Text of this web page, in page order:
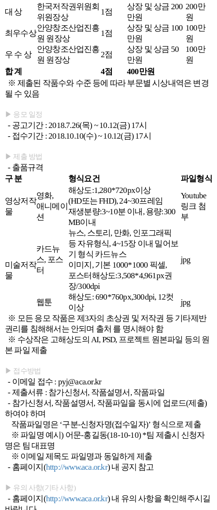
대 상
한국저작권위원회
위원장상
1점
상장 및 상금 200
만원
200만
원
최우수상
안양창조산업진흥
원 원장상
1점
상장 및 상금 100
만원
100만
원
우 수 상
안양창조산업진흥
원 원장상
2점
상장 및 상금 50
만원
100만
원
합 계
4점 400만원
※ 제출된 작품수와 수준 등에 따라 부문별 시상내역은 변경
될 수 있음
▶ 응모 일정
- 공고기간 : 2018.7.26(목) ~ 10.12(금) 17시
- 접수기간 : 2018.10.10(수) ~ 10.12(금) 17시
▶ 제출 방법
- 출품규격
구 분
형식요건 파일형식
영상저작
물
영화,
애니메이
션
해상도:1,280*720px이상
(HD또는 FHD), 24~30프레임
재생분량:3~10분 이내, 용량:300
MB이내
Youtube
링크 첨
부
미술저작
물
카드뉴
스, 포스
터
뉴스, 스토리, 만화, 인포그래픽
등 자유형식, 4~15장 이내 밀어보
기 형식 카드뉴스
이미지, 기본 1000*1000 픽셀,
포스터해상도:3,508*4,961px권
장/300dpi
jpg
웹툰
해상도: 690*760px,300dpi, 12컷
이상
jpg
※ 모든 응모 작품은 제3자의 초상권 및 저작권 등 기타제반
권리를 침해해서는 안되며 출처 를 명시해야 함
※ 수상작은 고해상도의 AI, PSD, 프로젝트 원본파일 등의 원
본 파일 제출
▶ 접수방법
- 이메일 접수 : pyj@aca.or.kr
- 제출서류 : 참가신청서, 작품설명서, 작품파일
- 참가신청서, 작품설명서, 작품파일을 동시에 업로드(제출)
하여야 하며
작품파일명은 ‘구분-신청자명(접수일자)’ 형식으로 제출
※ 파일명 예시) 어문-홍길동(18-10-10) *팀 제출시 신청자
명은 팀 대표명
※ 이메일 제목도 파일명과 동일하게 제출
- 홈페이지(http://www.aca.or.kr) 내 공지 참고
▶ 유의 사항(기타 사항)
- 홈페이지(http://www.aca.or.kr) 내 유의 사항을 확인해주시길